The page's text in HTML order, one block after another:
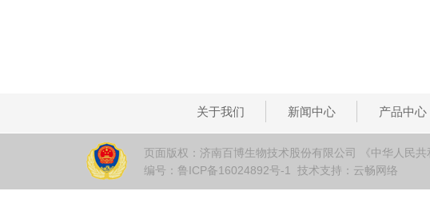
关于我们 新闻中心 产品中心
页面版权：济南百博生物技术股份有限公司 《中华人民共
编号：鲁ICP备16024892号-1 技术支持：云畅网络